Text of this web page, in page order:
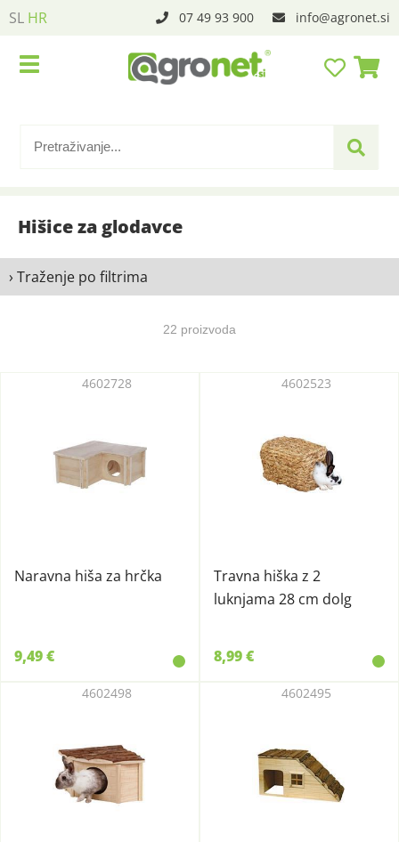
SL HR 07 49 93 900 info agronet.si
Hišice za glodavce
› Traženje po filtrima
22 proizvoda
Naravna hiša za hrčka
4602728
9,49 €
Travna hiška z 2
luknjama 28 cm dolg
4602523
8,99 €
4602498 4602495